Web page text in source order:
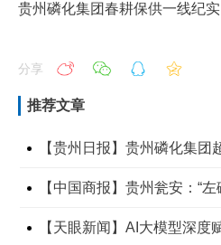
贵州磷化集团春耕保供一线纪实
分享
推荐文章